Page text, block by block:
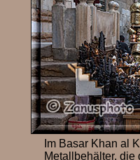
Im Basar Khan al
Metallbehälter, die